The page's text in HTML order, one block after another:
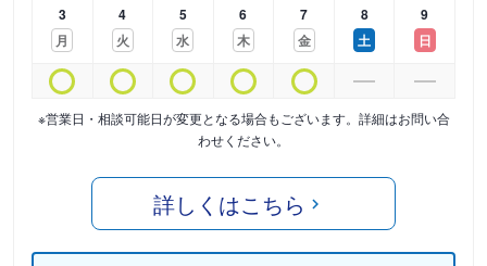
3
月
4
火
5
水
6
木
7
金
8
土
9
日
※営業日・相談可能日が変更となる場合もございます。詳細はお問い合
わせください。
詳しくはこちら